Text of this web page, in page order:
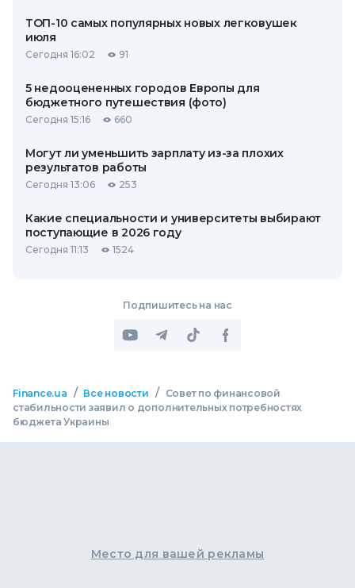
ТОП-10 самых популярных новых легковушек
июля
Сегодня 16:02 91
5 недооцененных городов Европы для
бюджетного путешествия (фото)
Сегодня 15:16 660
Могут ли уменьшить зарплату из-за плохих
результатов работы
Сегодня 13:06 253
Какие специальности и университеты выбирают
поступающие в 2026 году
Сегодня 11:13 1524
Подпишитесь на нас
Finance.ua / Все новости /
Совет по финансовой
стабильности заявил о дополнительных потребностях
бюджета Украины
Место для вашей рекламы